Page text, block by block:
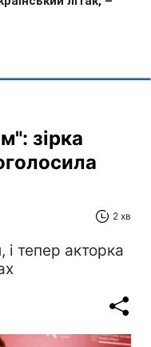
зірка
2 хв
і тепер акторка